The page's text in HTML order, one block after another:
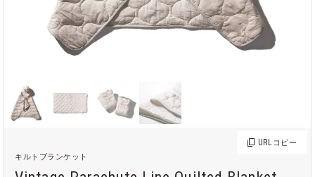
URL コピー
キルトブランケット